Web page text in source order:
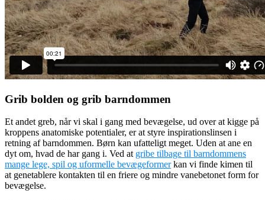
Grib bolden og grib barndommen
Et andet greb, når vi skal i gang med bevægelse, ud over at kigge på
kroppens anatomiske potentialer, er at styre inspirationslinsen i
retning af barndommen. Børn kan ufatteligt meget. Uden at ane en
dyt om, hvad de har gang i. Ved at gribe tilbage til barndommens
mange lege, spil og uformelle bevægeformerkan vi finde kimen til
at genetablere kontakten til en friere og mindre vanebetonet form for
bevægelse.